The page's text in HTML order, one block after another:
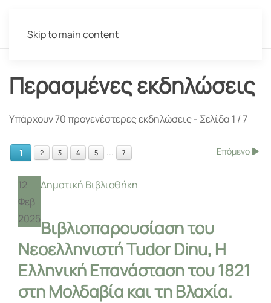
Skip to main content
Περασμένες εκδηλώσεις
Υπάρχουν 70 προγενέστερες εκδηλώσεις - Σελίδα 1 / 7
1 2 3 4 5 ... 7 Επόμενο
12
Φεβ
2025
Δημοτική Βιβλιοθήκη
Βιβλιοπαρουσίαση του
Νεοελληνιστή Tudor Dinu, Η
Ελληνική Επανάσταση του 1821
στη Μολδαβία και τη Βλαχία.